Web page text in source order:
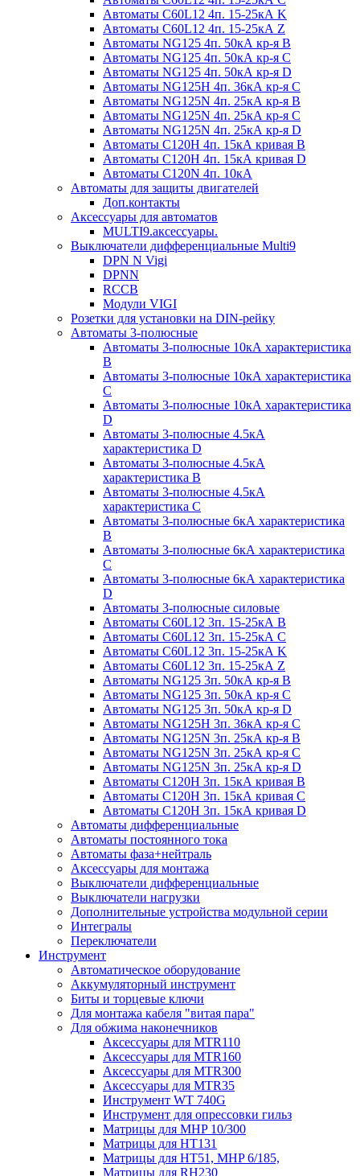
Автоматы C60L12 4п. 15-25кА K
Автоматы C60L12 4п. 15-25кА Z
Автоматы NG125 4п. 50кА кр-я B
Автоматы NG125 4п. 50кА кр-я C
Автоматы NG125 4п. 50кА кр-я D
Автоматы NG125H 4п. 36кА кр-я C
Автоматы NG125N 4п. 25кА кр-я B
Автоматы NG125N 4п. 25кА кр-я C
Автоматы NG125N 4п. 25кА кр-я D
Автоматы С120H 4п. 15кА кривая B
Автоматы С120H 4п. 15кА кривая D
Автоматы С120N 4п. 10кА
Автоматы для защиты двигателей
Доп.контакты
Аксессуары для автоматов
MULTI9.аксессуары.
Выключатели дифференциальные Multi9
DPN N Vigi
DPNN
RCCB
Модули VIGI
Розетки для установки на DIN-рейку
Автоматы 3-полюсные
Автоматы 3-полюсные 10кА характеристика
B
Автоматы 3-полюсные 10кА характеристика
C
Автоматы 3-полюсные 10кА характеристика
D
Автоматы 3-полюсные 4.5кА
характеристика D
Автоматы 3-полюсные 4.5кА
характеристика В
Автоматы 3-полюсные 4.5кА
характеристика С
Автоматы 3-полюсные 6кА характеристика
B
Автоматы 3-полюсные 6кА характеристика
C
Автоматы 3-полюсные 6кА характеристика
D
Автоматы 3-полюсные силовые
Автоматы C60L12 3п. 15-25кА B
Автоматы C60L12 3п. 15-25кА C
Автоматы C60L12 3п. 15-25кА K
Автоматы C60L12 3п. 15-25кА Z
Автоматы NG125 3п. 50кА кр-я B
Автоматы NG125 3п. 50кА кр-я C
Автоматы NG125 3п. 50кА кр-я D
Автоматы NG125H 3п. 36кА кр-я C
Автоматы NG125N 3п. 25кА кр-я B
Автоматы NG125N 3п. 25кА кр-я C
Автоматы NG125N 3п. 25кА кр-я D
Автоматы С120Н 3п. 15кА кривая B
Автоматы С120Н 3п. 15кА кривая C
Автоматы С120Н 3п. 15кА кривая D
Автоматы дифференциальные
Автоматы постоянного тока
Автоматы фаза+нейтраль
Аксессуары для монтажа
Выключатели дифференциальные
Выключатели нагрузки
Дополнительные устройства модульной серии
Интегралы
Переключатели
Инструмент
Автоматическое оборудование
Аккумуляторный инструмент
Биты и торцевые ключи
Для монтажа кабеля "витая пара"
Для обжима наконечников
Аксессуары для MTR110
Аксессуары для MTR160
Аксессуары для MTR300
Аксессуары для MTR35
Инструмент WT 740G
Инструмент для опрессовки гильз
Матрицы для MHP 10/300
Матрицы для НТ131
Матрицы для НТ51, MHP 6/185,
Матрицы для RH230